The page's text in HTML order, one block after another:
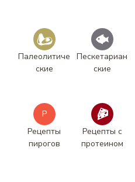
Палеолитиче
ские
Пескетариан
ские
Р
Рецепты
пирогов
Рецепты с
протеином